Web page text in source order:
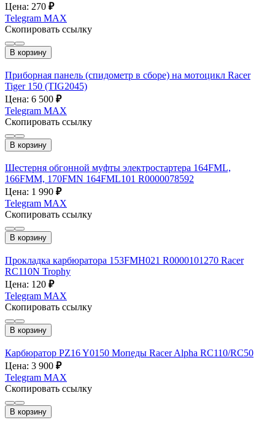
Цена: 270 ₽
Telegram MAX
Скопировать ссылку
В корзину
Приборная панель (спидометр в сборе) на мотоцикл Racer
Tiger 150 (TIG2045)
Цена: 6 500 ₽
Telegram MAX
Скопировать ссылку
В корзину
Шестерня обгонной муфты электростартера 164FML,
166FMM, 170FMN 164FML101 R0000078592
Цена: 1 990 ₽
Telegram MAX
Скопировать ссылку
В корзину
Прокладка карбюратора 153FMH021 R0000101270 Racer
RC110N Trophy
Цена: 120 ₽
Telegram MAX
Скопировать ссылку
В корзину
Карбюратор PZ16 Y0150 Мопеды Racer Alpha RC110/RC50
Цена: 3 900 ₽
Telegram MAX
Скопировать ссылку
В корзину